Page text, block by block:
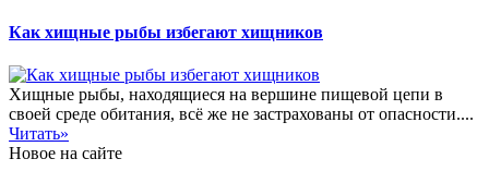
Как хищные рыбы избегают хищников
Хищные рыбы, находящиеся на вершине пищевой цепи в
своей среде обитания, всё же не застрахованы от опасности....
Читать»
Новое на сайте